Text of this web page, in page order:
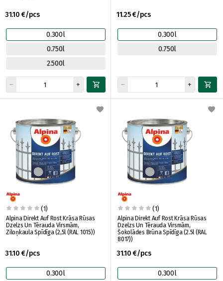
31.10 €/pcs
0.300l
0.750l
2.500l
11.25 €/pcs
0.300l
0.750l
(1)
Alpina Direkt Auf Rost Krāsa Rūsas
Dzelzs Un Tērauda Virsmām,
Ziloņkaula Spīdīga (2,5l (RAL 1015))
31.10 €/pcs
0.300l
(1)
Alpina Direkt Auf Rost Krāsa Rūsas
Dzelzs Un Tērauda Virsmām,
Šokolādes Brūna Spīdīga (2.5l (RAL
8017))
31.10 €/pcs
0.300l